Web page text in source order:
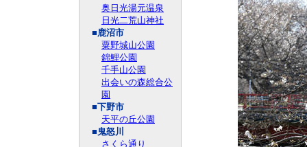
奥日光湯元温泉
日光二荒山神社
■鹿沼市
粟野城山公園
錦鯉公園
千手山公園
出会いの森総合公
園
■下野市
天平の丘公園
■鬼怒川
さくら通り